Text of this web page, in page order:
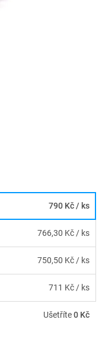
790 Kč/ ks
766,30 Kč/ ks
750,50 Kč/ ks
711 Kč/ ks
Ušetříte0 Kč